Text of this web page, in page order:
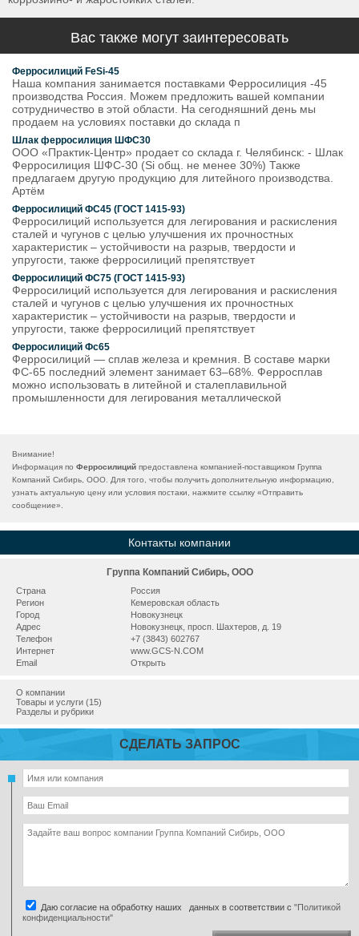
Вас также могут заинтересовать
Ферросилиций FeSi-45
Наша компания занимается поставками Ферросилиция -45
производства Россия. Можем предложить вашей компании
сотрудничество в этой области. На сегодняшний день мы
продаем на условиях поставки до склада п
Шлак ферросилиция ШФС30
ООО «Практик-Центр» продает со склада г. Челябинск: - Шлак
Ферросилиция ШФС-30 (Si общ. не менее 30%) Также
предлагаем другую продукцию для литейного производства.
Артём
Ферросилиций ФС45 (ГОСТ 1415-93)
Ферросилиций используется для легирования и раскисления
сталей и чугунов с целью улучшения их прочностных
характеристик – устойчивости на разрыв, твердости и
упругости, также ферросилиций препятствует
Ферросилиций ФС75 (ГОСТ 1415-93)
Ферросилиций используется для легирования и раскисления
сталей и чугунов с целью улучшения их прочностных
характеристик – устойчивости на разрыв, твердости и
упругости, также ферросилиций препятствует
Ферросилиций Фс65
Ферросилиций — сплав железа и кремния. В составе марки
ФС-65 последний элемент занимает 63–68%. Ферросплав
можно использовать в литейной и сталеплавильной
промышленности для легирования металлической
Внимание!
Информация по Ферросилиций предоставлена компанией-поставщиком Группа
Компаний Сибирь, ООО. Для того, чтобы получить дополнительную информацию,
узнать актуальную цену или условия постаки, нажмите ссылку «Отправить
сообщение».
Контакты компании
Группа Компаний Сибирь, ООО
Страна
Россия
Регион
Кемеровская область
Город
Новокузнецк
Адрес
Новокузнецк, просп. Шахтеров, д. 19
Телефон
+7 (3843) 602767
Интернет
www.GCS-N.COM
Email
Открыть
О компании
Товары и услуги (15)
Разделы и рубрики
СДЕЛАТЬ ЗАПРОС
Даю согласие на обработку наших данных в соответствии с "Политикой
конфиденциальности"